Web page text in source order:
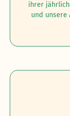
ihrer
und unsere